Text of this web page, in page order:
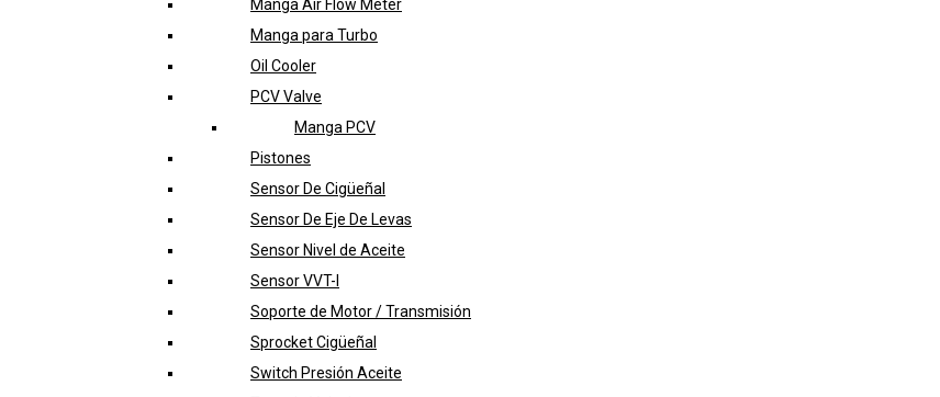
Manga Air Flow Meter
Manga para Turbo
Oil Cooler
PCV Valve
Manga PCV
Pistones
Sensor De Cigüeñal
Sensor De Eje De Levas
Sensor Nivel de Aceite
Sensor VVT-I
Soporte de Motor / Transmisión
Sprocket Cigüeñal
Switch Presión Aceite